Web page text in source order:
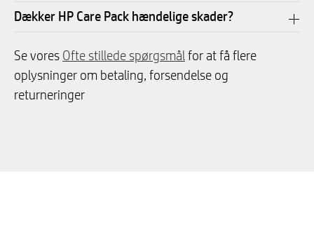
Dækker HP Care Pack hændelige skader?
Se vores Ofte stillede spørgsmålfor at få flere
oplysninger om betaling, forsendelse og
returneringer